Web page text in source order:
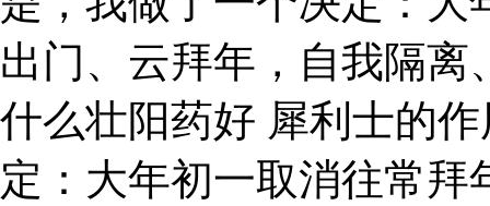
出门、云拜年，自我隔
什么壮阳药好 犀利士的
定：大年初一取消往常